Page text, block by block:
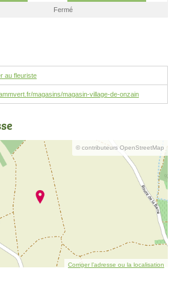
Fermé
au fleuriste
magasins/magasin-village-de-onzain
© contributeurs OpenStreetMap
Corriger l’adresse ou la localisation